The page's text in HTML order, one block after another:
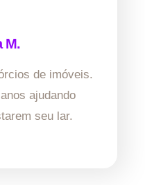
M.
de imóveis.
ajudando
seu lar.